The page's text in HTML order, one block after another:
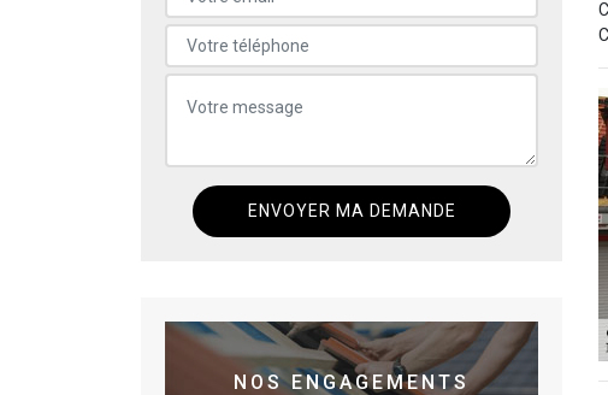
NOS ENGAGEMENTS